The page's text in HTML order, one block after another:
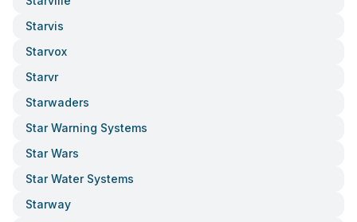
Starvis
Starvox
Starvr
Starwaders
Star Warning Systems
Star Wars
Star Water Systems
Starway